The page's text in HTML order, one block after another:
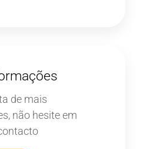
de mais
não hesite em